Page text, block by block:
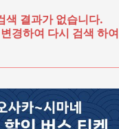
색 결과가 없습니다.
경하여 다시 검색 하